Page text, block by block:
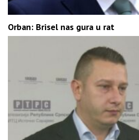
Orban: Brisel nas gura u rat